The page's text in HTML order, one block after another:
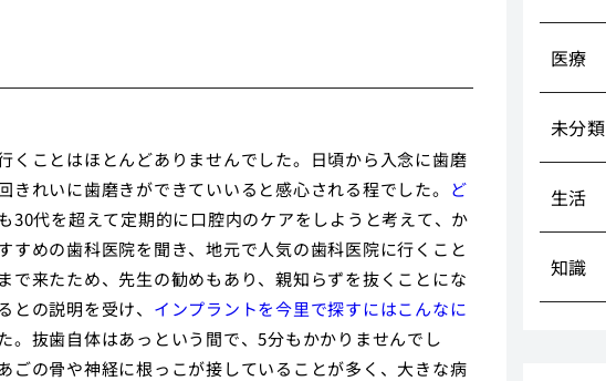
ことはほとんどありませんでした。日頃から入念に歯磨
れいに歯磨きができていいると感心される程でした。 ど
30代を超えて定期的に口腔内のケアをしようと考えて、か
めの歯科医院を聞き、地元で人気の歯科医院に行くこと
来たため、先生の勧めもあり、親知らずを抜くことにな
の説明を受け、 インプラントを今里で探すにはこんなに
。抜歯自体はあっという間で、5分もかかりませんでし
の骨や神経に根っこが接していることが多く、大きな病
医療
未分類
生活
知識